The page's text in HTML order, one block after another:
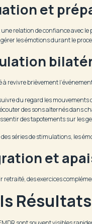
et
relation de confiance avec
les émotions durant le
à revivre brièvement
du regard les mouvements
des sons alternés dans
des tapotements sur les
séries de stimulations, les
et
retraité, des exercices
Résultats